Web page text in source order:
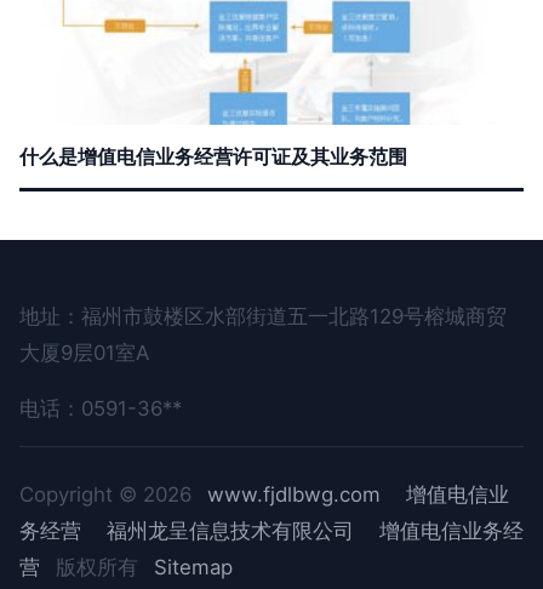
什么是增值电信业务经营许可证及其业务范围
地址：福州市鼓楼区水部街道五一北路129号榕城商贸
大厦9层01室A
电话：0591-36**
Copyright © 2026 www.fjdlbwg.com
增值电信业
务经营
福州龙呈信息技术有限公司
增值电信业务经
营
版权所有 Sitemap